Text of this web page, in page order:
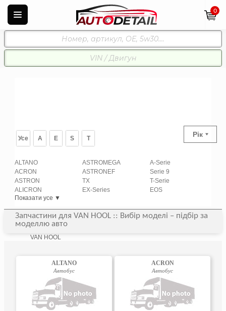
0
Усе A E S T Рік
ALTANO
ACRON
ASTRON
ALICRON
ASTROMEGA
ASTRONEF
TX
EX-Series
A-Serie
Serie 9
T-Serie
EOS
Показати усе ▼
Запчастини для VAN HOOL :: Вибір моделі – підбір за
моделлю авто
VAN HOOL
ALTANO
Автобус
ACRON
Автобус